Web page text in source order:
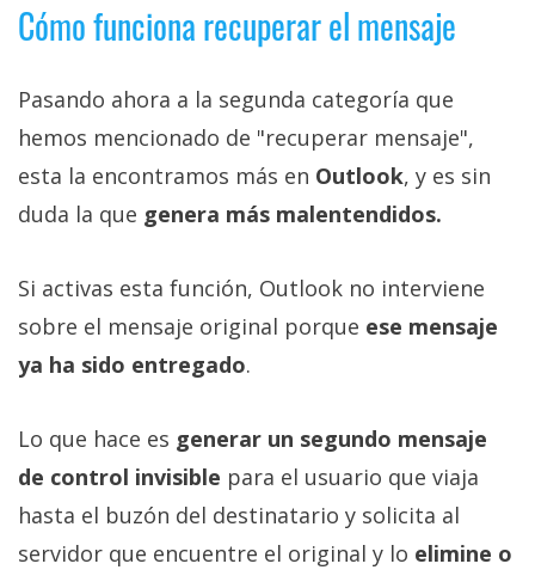
Cómo funciona recuperar el mensaje
Pasando ahora a la segunda categoría que
hemos mencionado de "recuperar mensaje",
esta la encontramos más en Outlook, y es sin
duda la que genera más malentendidos.
Si activas esta función, Outlook no interviene
sobre el mensaje original porque ese mensaje
ya ha sido entregado.
Lo que hace es generar un segundo mensaje
de control invisible para el usuario que viaja
hasta el buzón del destinatario y solicita al
servidor que encuentre el original y lo elimine o